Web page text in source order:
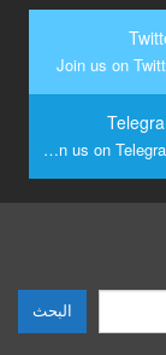
Join us on
Join us on Telegram
البحث